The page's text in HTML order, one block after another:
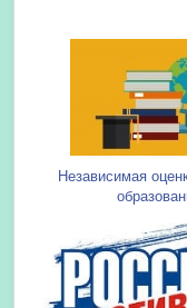
Независимая